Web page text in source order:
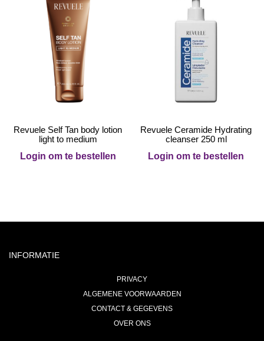
Revuele Self Tan body lotion
light to medium
Login om te bestellen
Revuele Ceramide Hydrating
cleanser 250 ml
Login om te bestellen
INFORMATIE
PRIVACY
ALGEMENE VOORWAARDEN
CONTACT & GEGEVENS
OVER ONS